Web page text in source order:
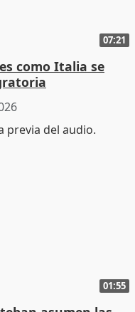
07:21
como Italia se
01:55